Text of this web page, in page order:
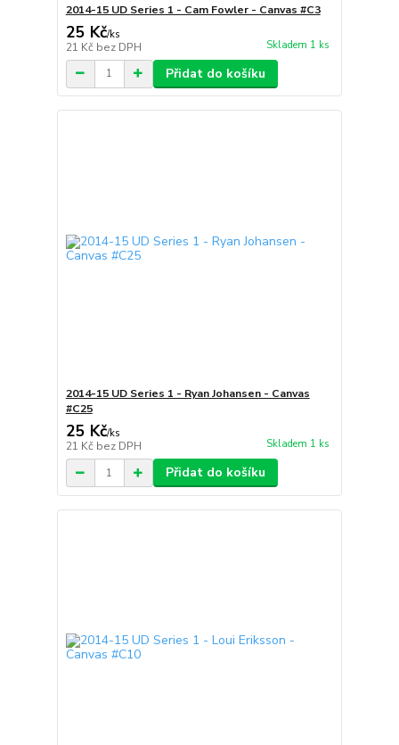
2014-15 UD Series 1 - Cam Fowler - Canvas #C3
25 Kč/ks
21 Kč bez DPH Skladem 1 ks
Přidat do košíku
2014-15 UD Series 1 - Ryan Johansen - Canvas
#C25
25 Kč/ks
21 Kč bez DPH Skladem 1 ks
Přidat do košíku